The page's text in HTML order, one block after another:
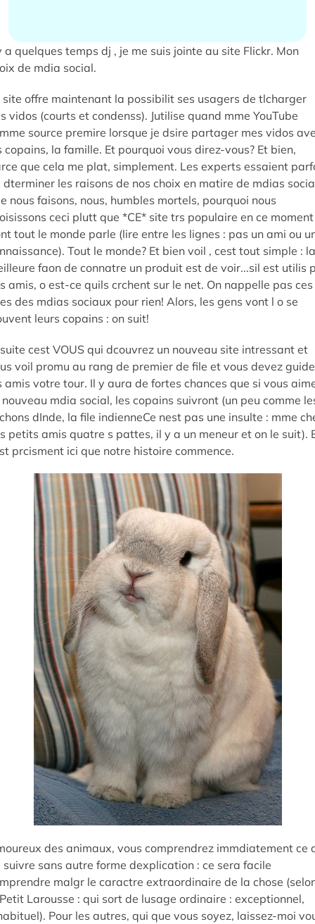
a quelques temps dj , je me suis jointe au site Flickr. Mon
de mdia social.
site offre maintenant la possibilit ses usagers de tlcharger
vidos (courts et condenss). Jutilise quand mme YouTube
source premire lorsque je dsire partager mes vidos
copains, la famille. Et pourquoi vous direz-vous? Et bien,
que cela me plat, simplement. Les experts essaient
dterminer les raisons de nos choix en matire de mdias
nous faisons, nous, humbles mortels, pourquoi nous
ceci plutt que *CE* site trs populaire en ce moment
tout le monde parle (lire entre les lignes : pas un ami ou
Tout le monde? Et bien voil , cest tout simple : la
faon de connatre un produit est de voir...sil est utilis
amis, o est-ce quils crchent sur le net. On nappelle pas ces
des mdias sociaux pour rien! Alors, les gens vont l o se
leurs copains : on suit!
cest VOUS qui dcouvrez un nouveau site intressant et
voil promu au rang de premier de file et vous devez
amis votre tour. Il y aura de fortes chances que si vous
nouveau mdia social, les copains suivront (un peu comme
dInde, la file indienneCe nest pas une insulte : mme
petits amis quatre s pattes, il y a un meneur et on le suit).
prcisment ici que notre histoire commence.
des animaux, vous comprendrez immdiatement ce
suivre sans autre forme dexplication : ce sera facile
malgr le caractre extraordinaire de la chose
Larousse : qui sort de lusage ordinaire : exceptionnel,
Pour les autres, qui que vous soyez, laissez-moi